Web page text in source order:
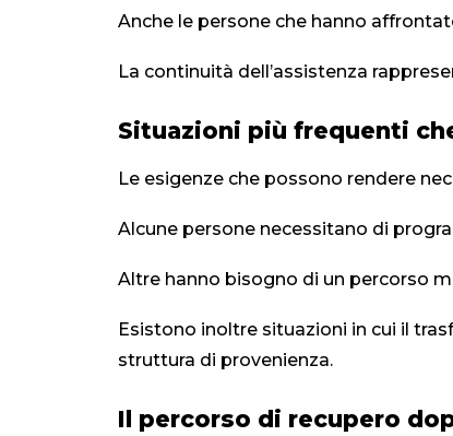
Anche le persone che hanno
La continuità dell’assistenza
Situazioni più frequenti
Le esigenze che possono rendere
Alcune persone necessitano di
Altre hanno bisogno di un percorso
Esistono inoltre situazioni in cui il
struttura di provenienza.
Il percorso di recupero